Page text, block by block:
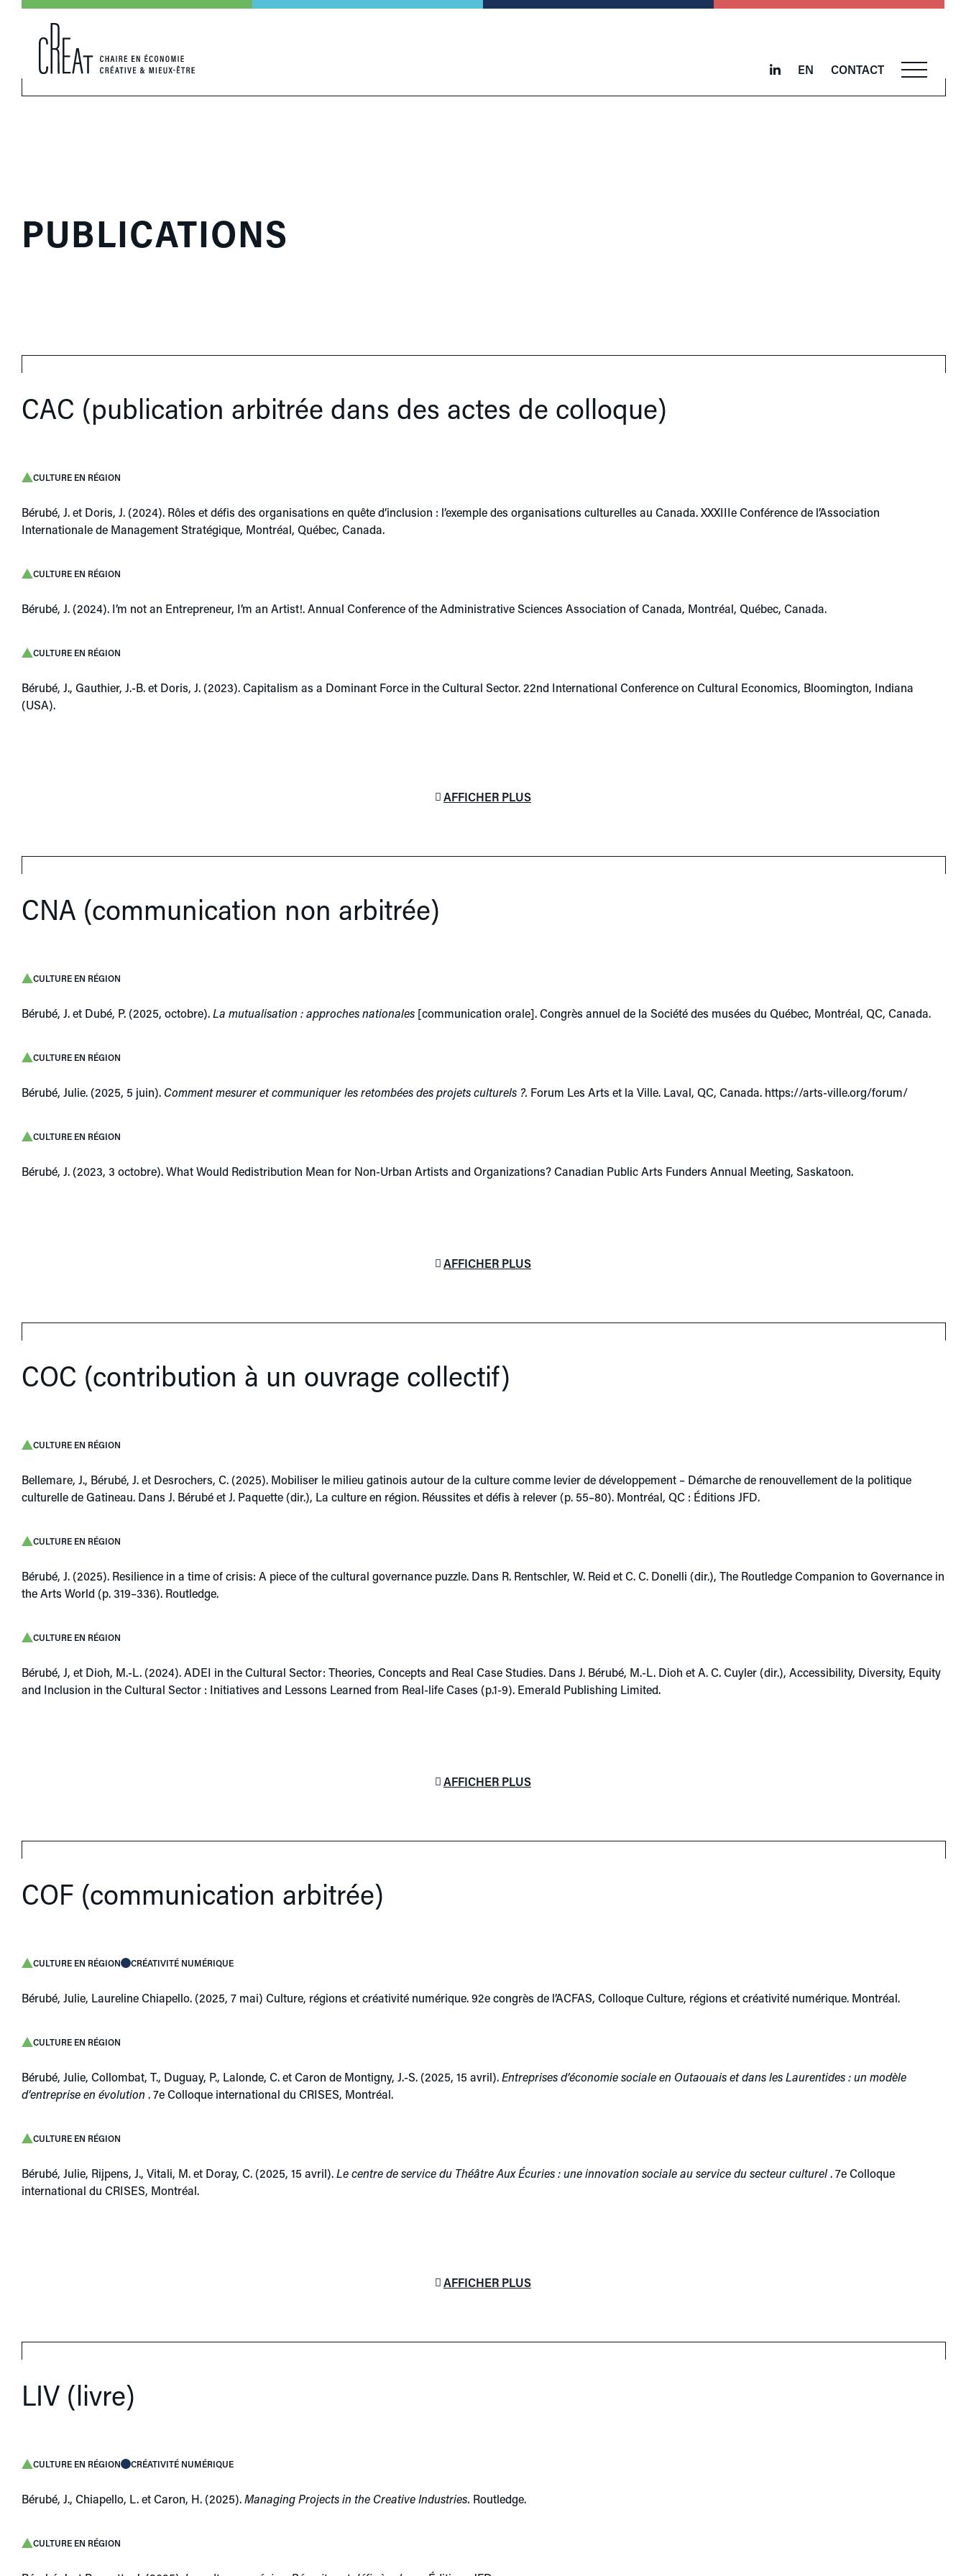
EN CONTACT
PUBLICATIONS
CAC (publication arbitrée dans des actes de colloque)
CULTURE EN RÉGION
Bérubé, J. et Doris, J. (2024). Rôles et défis des organisations en quête d’inclusion : l’exemple des organisations culturelles au Canada. XXXIIIe Conférence de l’Association
Internationale de Management Stratégique, Montréal, Québec, Canada.
CULTURE EN RÉGION
Bérubé, J. (2024). I’m not an Entrepreneur, I’m an Artist!. Annual Conference of the Administrative Sciences Association of Canada, Montréal, Québec, Canada.
CULTURE EN RÉGION
Bérubé, J., Gauthier, J.-B. et Doris, J. (2023). Capitalism as a Dominant Force in the Cultural Sector. 22nd International Conference on Cultural Economics, Bloomington, Indiana
(USA).
AFFICHER PLUS
CNA (communication non arbitrée)
CULTURE EN RÉGION
Bérubé, J. et Dubé, P. (2025, octobre).La mutualisation : approches nationales [communication orale]. Congrès annuel de la Société des musées du Québec, Montréal, QC, Canada.
CULTURE EN RÉGION
Bérubé, Julie. (2025, 5 juin). Comment mesurer et communiquer les retombées des projets culturels ?. Forum Les Arts et la Ville. Laval, QC, Canada. https://arts-ville.org/forum/
CULTURE EN RÉGION
Bérubé, J. (2023, 3 octobre). What Would Redistribution Mean for Non-Urban Artists and Organizations? Canadian Public Arts Funders Annual Meeting, Saskatoon.
AFFICHER PLUS
COC (contribution à un ouvrage collectif)
CULTURE EN RÉGION
Bellemare, J., Bérubé, J. et Desrochers, C. (2025). Mobiliser le milieu gatinois autour de la culture comme levier de développement – Démarche de renouvellement de la politique
culturelle de Gatineau. Dans J. Bérubé et J. Paquette (dir.), La culture en région. Réussites et défis à relever (p. 55–80). Montréal, QC : Éditions JFD.
CULTURE EN RÉGION
Bérubé, J. (2025). Resilience in a time of crisis: A piece of the cultural governance puzzle. Dans R. Rentschler, W. Reid et C. C. Donelli (dir.), The Routledge Companion to Governance in
the Arts World (p. 319–336). Routledge.
CULTURE EN RÉGION
Bérubé, J, et Dioh, M.-L. (2024). ADEI in the Cultural Sector: Theories, Concepts and Real Case Studies. Dans J. Bérubé, M.-L. Dioh et A. C. Cuyler (dir.), Accessibility, Diversity, Equity
and Inclusion in the Cultural Sector : Initiatives and Lessons Learned from Real-life Cases (p.1-9). Emerald Publishing Limited.
AFFICHER PLUS
COF (communication arbitrée)
CULTURE EN RÉGION CRÉATIVITÉ NUMÉRIQUE
Bérubé, Julie, Laureline Chiapello. (2025, 7 mai) Culture, régions et créativité numérique. 92e congrès de l’ACFAS, Colloque Culture, régions et créativité numérique. Montréal.
CULTURE EN RÉGION
Bérubé, Julie, Collombat, T., Duguay, P., Lalonde, C. et Caron de Montigny, J.-S. (2025, 15 avril).Entreprises d’économie sociale en Outaouais et dans les Laurentides : un modèle
d’entreprise en évolution . 7e Colloque international du CRISES, Montréal.
CULTURE EN RÉGION
Bérubé, Julie, Rijpens, J., Vitali, M. et Doray, C. (2025, 15 avril).Le centre de service du Théâtre Aux Écuries : une innovation sociale au service du secteur culturel. 7e Colloque
international du CRISES, Montréal.
AFFICHER PLUS
LIV (livre)
CULTURE EN RÉGION CRÉATIVITÉ NUMÉRIQUE
Bérubé, J., Chiapello, L. et Caron, H. (2025).Managing Projects in the Creative Industries. Routledge.
CULTURE EN RÉGION